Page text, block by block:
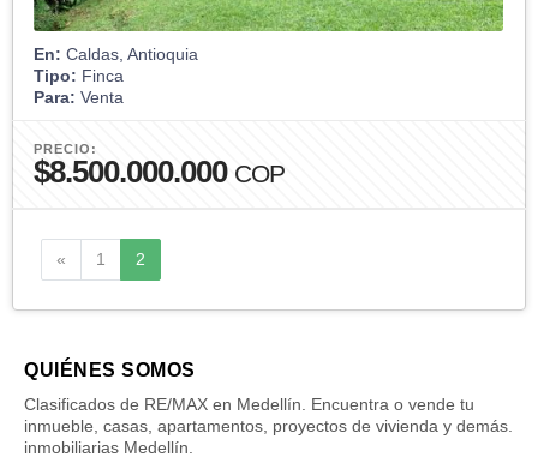
En: Caldas, Antioquia
Tipo: Finca
Para: Venta
PRECIO:
$8.500.000.000 COP
« Anterior
1 2
QUIÉNES SOMOS
Clasificados de RE/MAX en Medellín. Encuentra o vende tu
inmueble, casas, apartamentos, proyectos de vivienda y demás.
inmobiliarias Medellín.